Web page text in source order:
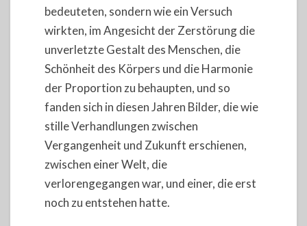
bedeuteten, sondern wie ein Versuch
wirkten, im Angesicht der Zerstörung die
unverletzte Gestalt des Menschen, die
Schönheit des Körpers und die Harmonie
der Proportion zu behaupten, und so
fanden sich in diesen Jahren Bilder, die wie
stille Verhandlungen zwischen
Vergangenheit und Zukunft erschienen,
zwischen einer Welt, die
verlorengegangen war, und einer, die erst
noch zu entstehen hatte.